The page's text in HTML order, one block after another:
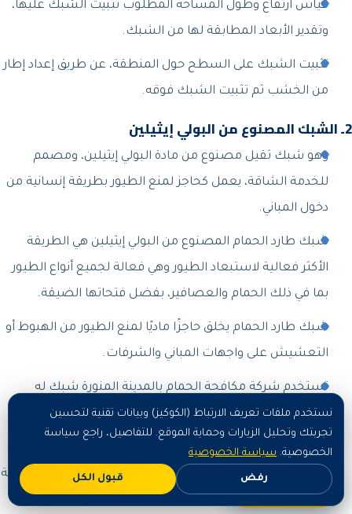
قياس ارتفاع وطول المساحة المطلوب تثبيت الشبك عليها،
وتقدير الأبعاد المطابقة لها من الشبك.
تثبيت الشبك على السطح حول المنطقة، عن طريق إعداد إطار
من الخشب ثم تثبيت الشبك فوقه.
2ـ الشبك المصنوع من البولي إيثيلين
وهو شبك ثقيل مصنوع من مادة البولي إيثيلين، ومصمم
للخدمة الشاقة، يعمل كحاجز لمنع الطيور بطريقة إنسانية من
دخول المباني.
شبك طارد الحمام المصنوع من البولي إيثيلين هي الطريقة
الأكثر فعالية لاستبعاد الطيور وهي فعالة لجميع أنواع الطيور
بما في ذلك الحمام والعصافير، بفضل فتحاتها الضيقة.
شبك طارد الحمام يخلق حاجزًا ماديًا لمنع الطيور من الهبوط أو
التعشيش على واجهات المباني والشرفات.
تستخدم شركة مكافحة الحمام بالمدينة المنورة شبك له
ضمان لمدة تتراوح من 3 : 10 سنوات حسب نوعه.
نحن نستخدم مجموعة كاملة من أجهزة التثبيت الاحترافية التي
تناسب أي مكان ويقوم فنيونا بتصميم وتركيب الشبك بالطرقة
اطلب الآن
نستخدم ملفات تعريف الارتباط (الكوكيز) وبيانات تقنية لتحسين
تجربتك وتحليل الزيارات وحماية الموقع. للتفاصيل، راجع سياسة
الخصوصية. سياسة الخصوصية
رفض قبول الكل